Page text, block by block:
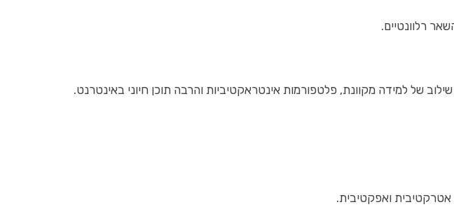
רלוונטיים.
של למידה מקוונת, פלטפורמות אינטראקטיביות והרבה תוכן חיוני באינטרנט.
אטרקטיבית ואפקטיבית.